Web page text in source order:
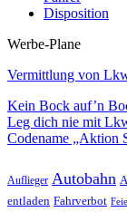
Disposition
Werbe-Plane
Vermittlung von
Kein Bock auf’n
Leg dich nie mit
Codename „Aktion
Auflieger Autobahn
entladen Fahrverbot